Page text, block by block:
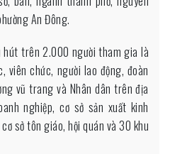
dân
chung
tay
vệ
môi
trường
vì
An Đông.
trên 2.000 người tham gia là
viên chức, người lao động, đoàn
vũ trang và Nhân dân trên địa
nghiệp, cơ sở sản xuất kinh
sở tôn giáo, hội quán và 30 khu